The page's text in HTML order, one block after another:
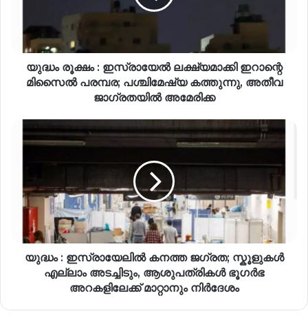
യുദ്ധം രൂക്ഷം : ഇസ്രായേൽ ലക്ഷ്യമാക്കി ഇറാന്റെ
മിസൈൽ പരമ്പര; പശ്ചിമേഷ്യ കത്തുന്നു, അതീവ
ജാഗ്രതയിൽ അമേരിക്ക
യുദ്ധം : ഇസ്രായേലിൽ കനത്ത ജഗ്രത; സ്കൂളുകൾ
എല്ലാം അടച്ചിടും, ആശുപത്രികൾ ഭൂഗർഭ
അറകളിലേക്ക് മാറ്റാനും നിര്‍ദേശം